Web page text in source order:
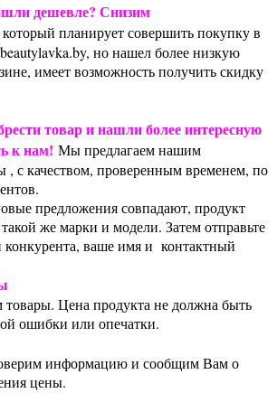
дешевле? Снизим
который планирует совершить покупку в
но нашел более низкую
имеет возможность получить скидку
товар и нашли более интересную
к нам! Мы предлагаем нашим
, с качеством, проверенным временем, по
предложения совпадают, продукт
же марки и модели. Затем отправьте
ваше имя и контактный
Цена продукта не должна быть
ошибки или опечатки.
информацию и сообщим Вам о
цены.